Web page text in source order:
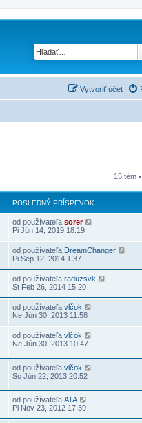
Vytvoriť účet
15 tém
POSLEDNÝ PRÍSPEVOK
od používateľa sorer
Pi Jún 14, 2019 18:19
od používateľa DreamChanger
Pi Sep 12, 2014 1:37
od používateľa raduzsvk
St Feb 26, 2014 15:20
od používateľa vlčok
Ne Jún 30, 2013 11:58
od používateľa vlčok
Ne Jún 30, 2013 10:47
od používateľa vlčok
So Jún 22, 2013 20:52
od používateľa ATA
Pi Nov 23, 2012 17:39